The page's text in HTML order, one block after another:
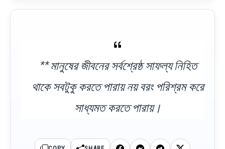
** মানুষের জীবনের সর্বশ্রেষ্ঠ সাফল্য নিহিত
থাকে সবটুকু করতে পারায় নয় বরং পরিশ্রম করে
সাধ্যমত করতে পারায়।